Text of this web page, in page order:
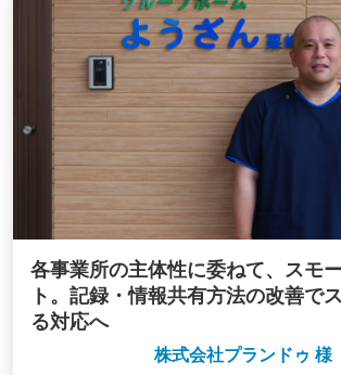
各事業所の主体性に委ねて、スモ
ト。記録・情報共有方法の改善で
る対応へ
株式会社プランドゥ 様